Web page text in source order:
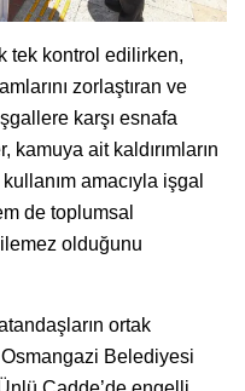
tek kontrol edilirken,
zorlaştıran ve
karşı esnafa
kamuya ait kaldırımların
amacıyla işgal
de toplumsal
olduğunu
ortak
Belediyesi